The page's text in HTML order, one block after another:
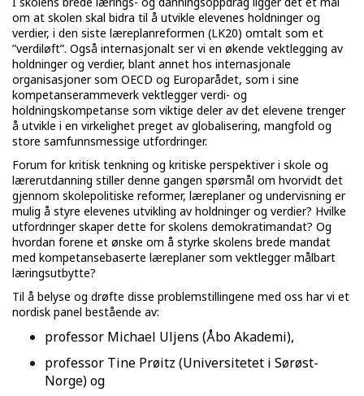
om at skolen skal bidra til å utvikle elevenes holdninger og
verdier, i den siste læreplanreformen (LK20) omtalt som et
”verdiløft”. Også internasjonalt ser vi en økende vektlegging av
holdninger og verdier, blant annet hos internasjonale
organisasjoner som OECD og Europarådet, som i sine
kompetanserammeverk vektlegger verdi- og
holdningskompetanse som viktige deler av det elevene trenger
å utvikle i en virkelighet preget av globalisering, mangfold og
store samfunnsmessige utfordringer.
Forum for kritisk tenkning og kritiske perspektiver i skole og
lærerutdanning stiller denne gangen spørsmål om hvorvidt det
gjennom skolepolitiske reformer, læreplaner og undervisning er
mulig å styre elevenes utvikling av holdninger og verdier? Hvilke
utfordringer skaper dette for skolens demokratimandat? Og
hvordan forene et ønske om å styrke skolens brede mandat
med kompetansebaserte læreplaner som vektlegger målbart
læringsutbytte?
Til å belyse og drøfte disse problemstillingene med oss har vi et
nordisk panel bestående av:
professor Michael Uljens (Åbo Akademi),
professor Tine Prøitz (Universitetet i Sørøst-
Norge) og